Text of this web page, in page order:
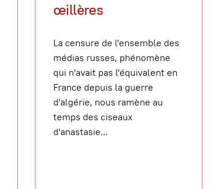
œillères
La censure de l'ensemble des
médias russes, phénomène
qui n'avait pas l'équivalent en
France depuis la guerre
d'algérie, nous ramène au
temps des ciseaux
d'anastasie...